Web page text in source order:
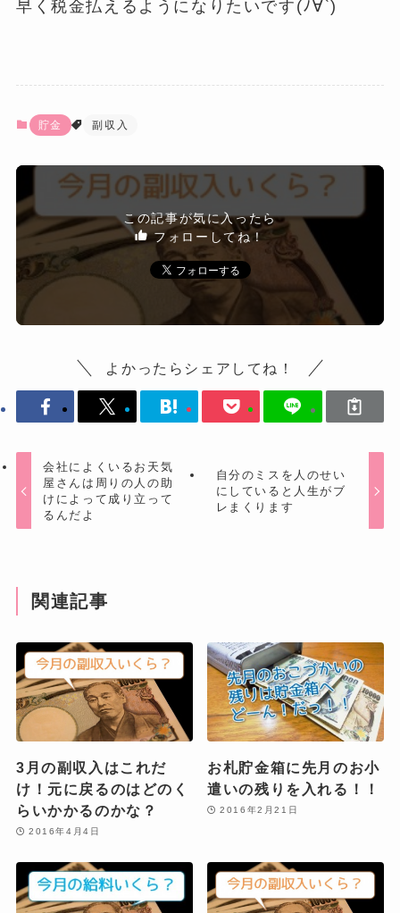
早く税金払えるようになりたいです(ﾉ∀`)
貯金 副収入
この記事が気に入ったら
フォローしてね！
よかったらシェアしてね！
会社によくいるお天気
屋さんは周りの人の助
けによって成り立って
るんだよ
自分のミスを人のせい
にしていると人生がブ
レまくります
関連記事
3月の副収入はこれだ
け！元に戻るのはどのく
らいかかるのかな？
2016年4月4日
お札貯金箱に先月のお小
遣いの残りを入れる！！
2016年2月21日